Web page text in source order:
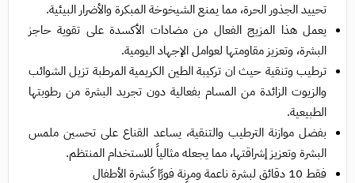
تحييد الجذور الحرة، مما يمنع الشيخوخة المبكرة والأضرار البيئية.
يعمل هذا المزيج الفعال من مضادات الأكسدة على تقوية حاجز
البشرة، وتعزيز مقاومتها لعوامل الإجهاد اليومية.
ترطيب وتنقية حيث ان تركيبة الطين الكريمية المرطبة تزيل الشوائب
والزيوت الزائدة من المسام بفعالية دون تجريد البشرة من رطوبتها
الطبيعية.
بفضل موازنة الترطيب والتنقية، يساعد القناع على تحسين ملمس
البشرة وتعزيز إشراقتها، مما يجعله مثالياً للاستخدام المنتظم.
فقط 10 دقائق لبشرة ناعمة ومرِنة فورًا كَبشرة الأطفال